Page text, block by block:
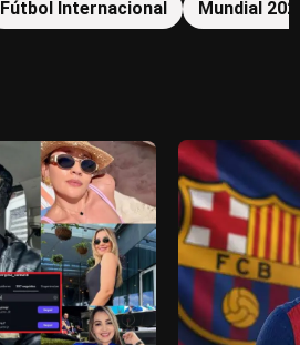
Fútbol Internacional Mundial